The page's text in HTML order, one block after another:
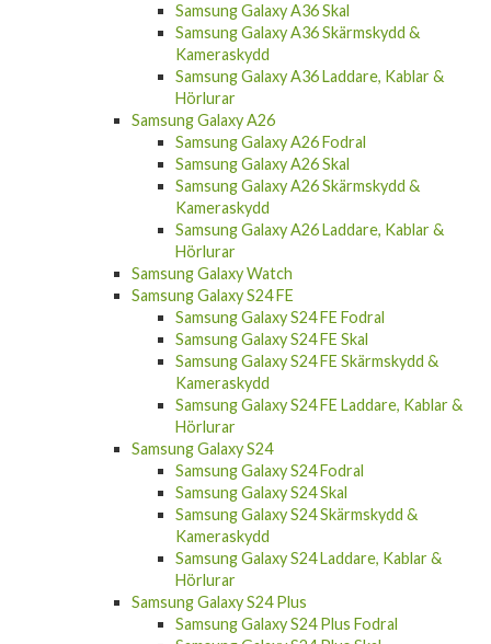
Samsung Galaxy A36 Skal
Samsung Galaxy A36 Skärmskydd &
Kameraskydd
Samsung Galaxy A36 Laddare, Kablar &
Hörlurar
Samsung Galaxy A26
Samsung Galaxy A26 Fodral
Samsung Galaxy A26 Skal
Samsung Galaxy A26 Skärmskydd &
Kameraskydd
Samsung Galaxy A26 Laddare, Kablar &
Hörlurar
Samsung Galaxy Watch
Samsung Galaxy S24 FE
Samsung Galaxy S24 FE Fodral
Samsung Galaxy S24 FE Skal
Samsung Galaxy S24 FE Skärmskydd &
Kameraskydd
Samsung Galaxy S24 FE Laddare, Kablar &
Hörlurar
Samsung Galaxy S24
Samsung Galaxy S24 Fodral
Samsung Galaxy S24 Skal
Samsung Galaxy S24 Skärmskydd &
Kameraskydd
Samsung Galaxy S24 Laddare, Kablar &
Hörlurar
Samsung Galaxy S24 Plus
Samsung Galaxy S24 Plus Fodral